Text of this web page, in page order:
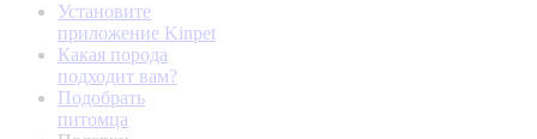
Установите
приложение Kinpet
Какая порода
подходит вам?
Подобрать
питомца